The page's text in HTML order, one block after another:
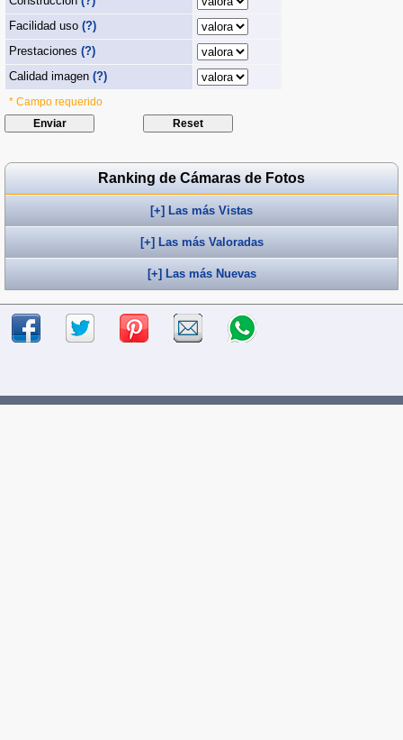
Facilidad uso (?)
Prestaciones (?)
Calidad imagen (?)
* Campo requerido
Ranking de Cámaras de Fotos
[+] Las más Vistas
[+] Las más Valoradas
[+] Las más Nuevas